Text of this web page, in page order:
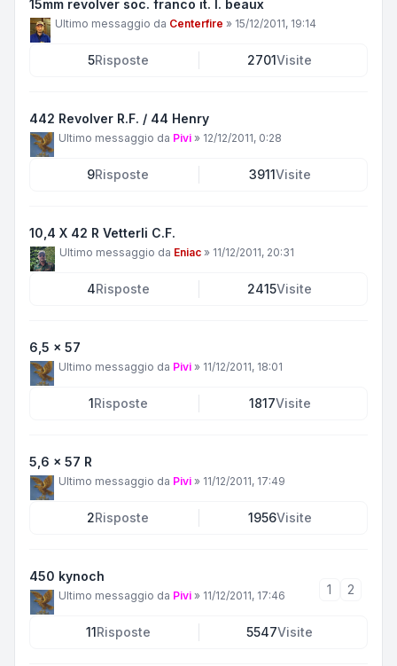
15mm revolver soc. franco it. l. beaux
Ultimo messaggio da Centerfire » 15/12/2011, 19:14
5Risposte 2701Visite
442 Revolver R.F. / 44 Henry
Ultimo messaggio da Pivi » 12/12/2011, 0:28
9Risposte 3911Visite
10,4 X 42 R Vetterli C.F.
Ultimo messaggio da Eniac » 11/12/2011, 20:31
4Risposte 2415Visite
6,5 x 57
Ultimo messaggio da Pivi » 11/12/2011, 18:01
1Risposte 1817Visite
5,6 x 57 R
Ultimo messaggio da Pivi » 11/12/2011, 17:49
2Risposte 1956Visite
450 kynoch
Ultimo messaggio da Pivi » 11/12/2011, 17:46 1 2
11Risposte 5547Visite